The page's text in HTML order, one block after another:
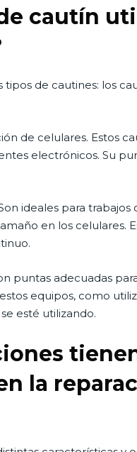
cautín
de cautines: los
de celulares. Estos
electrónicos. Su
ideales para
en los celulares.
puntas adecuadas
equipos, como
esté utilizando.
la